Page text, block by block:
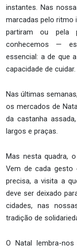
instantes. Nas
marcadas pelo ritmo
partiram ou pela
conhecemos —
essencial: a de que
capacidade de cuidar.
Nas últimas
os mercados de
da castanha
largos e praças.
Mas nesta quadra,
Vem de cada gesto
precisa, a visita a
deve ser deixado
cidades, nas
tradição de
O Natal lembra-